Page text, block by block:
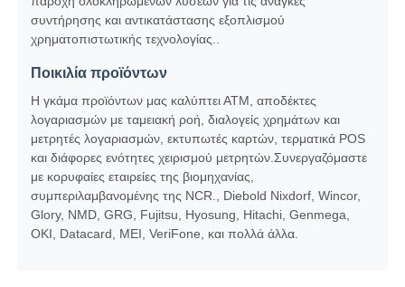
Ανταλλακτικά ATM
Μηχάνημα ΑΤΜ
Ανακυκλωτής νομισμάτων
συντήρησης και αντικατάστασης εξοπλισμού
χρηματοπιστωτικής τεχνολογίας..
Ποικιλία προϊόντων
Η γκάμα προϊόντων μας καλύπτει ΑΤΜ, αποδέκτες
λογαριασμών με ταμειακή ροή, διαλογείς χρημάτων και
μετρητές λογαριασμών, εκτυπωτές καρτών, τερματικά POS
και διάφορες ενότητες χειρισμού μετρητών.Συνεργαζόμαστε
με κορυφαίες εταιρείες της βιομηχανίας,
συμπεριλαμβανομένης της NCR., Diebold Nixdorf, Wincor,
Glory, NMD, GRG, Fujitsu, Hyosung, Hitachi, Genmega,
OKI, Datacard, MEI, VeriFone, και πολλά άλλα.